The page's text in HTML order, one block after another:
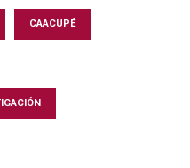
CAACUPÉ